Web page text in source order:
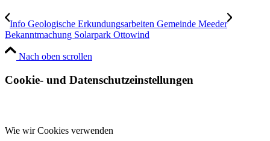
Info Geologische Erkundungsarbeiten Gemeinde Meeder
Bekanntmachung Solarpark Ottowind
Nach oben scrollen
Cookie- und Datenschutzeinstellungen
Wie wir Cookies verwenden